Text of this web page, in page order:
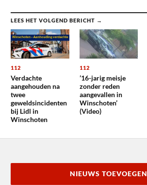
LEES HET VOLGEND BERICHT →
112
Verdachte
aangehouden na
twee
geweldsincidenten
bij Lidl in
Winschoten
112
’16-jarig meisje
zonder reden
aangevallen in
Winschoten’
(Video)
NIEUWS TOEVOEGEN